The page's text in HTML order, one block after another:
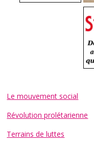
Le mouvement social
Révolution prolétarienne
Terrains de luttes